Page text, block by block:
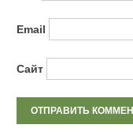
Email
Сайт